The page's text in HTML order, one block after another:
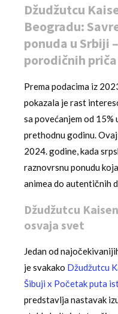
Džudžutcu
Beogradu:
ponuda u Srbiji
porodičnih priča
Prema podacima iz
pokazala je rast
sa povećanjem od 15%
prethodnu godinu.
2024. godine, kada
raznovrsnu ponudu
animea do autentičnih
Džudžutcu
osvaja svet
Jedan od
je svakako Džudžutcu
Šibuji x Početak puta
predstavlja nastavak